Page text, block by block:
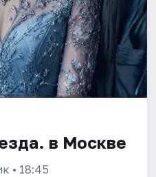
в Москве
• 18:45